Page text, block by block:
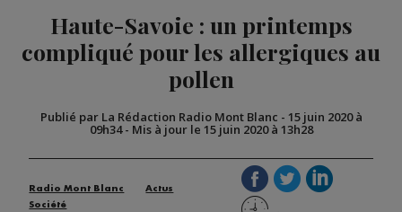
Haute-Savoie : un printemps
compliqué pour les allergiques au
pollen
Publié par La Rédaction Radio Mont Blanc - 15 juin 2020 à
09h34- Mis à jour le 15 juin 2020 à 13h28
Radio Mont Blanc
Actus
Société